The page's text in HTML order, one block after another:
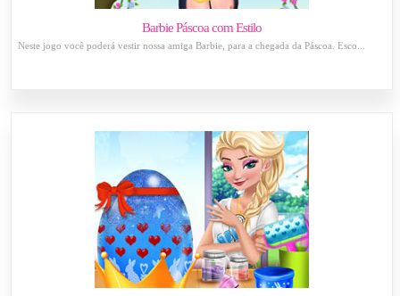
Barbie Páscoa com Estilo
Neste jogo você poderá vestir nossa amiga Barbie, para a chegada da Páscoa. Esco...